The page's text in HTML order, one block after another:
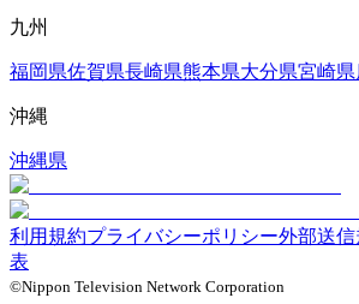
九州
福岡県佐賀県長崎県熊本県大分県宮崎県
沖縄
沖縄県
利用規約プライバシーポリシー外部送
表
©Nippon Television Network Corporation